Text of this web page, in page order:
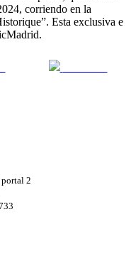
corriendo en la
Esta exclusiva e
2